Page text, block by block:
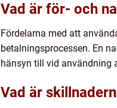
Vad är för- och
Fördelarna med att
betalningsprocessen. En
hänsyn till vid användning
Vad är